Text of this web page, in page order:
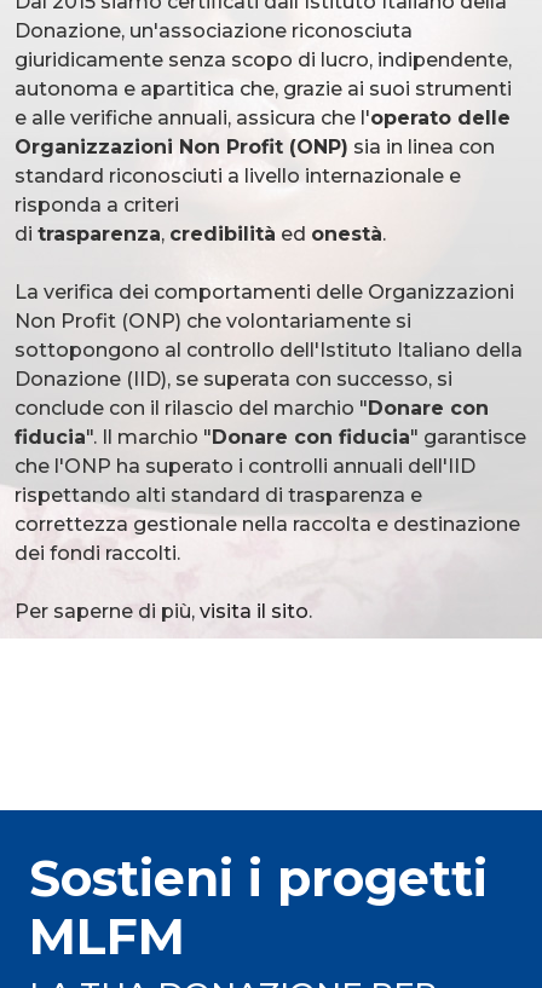
Donazione, un'associazione riconosciuta
giuridicamente senza scopo di lucro, indipendente,
autonoma e apartitica che, grazie ai suoi strumenti
e alle verifiche annuali, assicura che l'operato delle
Organizzazioni Non Profit (ONP) sia in linea con
standard riconosciuti a livello internazionale e
risponda a criteri
di trasparenza, credibilità ed onestà.
La verifica dei comportamenti delle Organizzazioni
Non Profit (ONP) che volontariamente si
sottopongono al controllo dell'Istituto Italiano della
Donazione (IID), se superata con successo, si
conclude con il rilascio del marchio "Donare con
fiducia". Il marchio "Donare con fiducia" garantisce
che l'ONP ha superato i controlli annuali dell'IID
rispettando alti standard di trasparenza e
correttezza gestionale nella raccolta e destinazione
dei fondi raccolti.
Per saperne di più, visita il sito.
Sostieni i progetti
MLFM